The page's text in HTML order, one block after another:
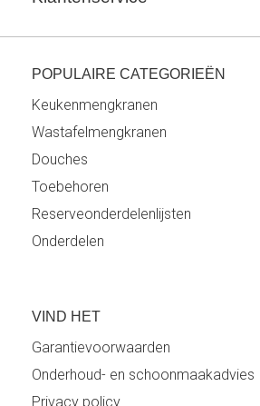
POPULAIRE CATEGORIEËN
Keukenmengkranen
Wastafelmengkranen
Douches
Toebehoren
Reserveonderdelenlijsten
Onderdelen
VIND HET
Garantievoorwaarden
Onderhoud- en schoonmaakadvies
Privacy policy